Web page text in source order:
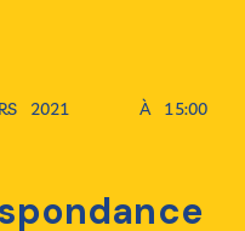
2021 À 15:00